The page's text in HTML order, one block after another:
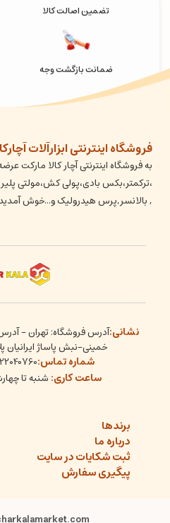
تضمین اصالت کالا
ضمانت بازگشت وجه
فروشگاه اینترنتی ابزارآلات
به فروشگاه اینترنتی آچار کالا مارکت
،ترکمتر،بکس بادی،پولی کش،مولتی
, بالانسر,پرس هیدرولیک و...خوش
نشانی:آدرس فروشگاه: تهران -
خمینی-نبش پاساژ ایرانیان پلاک 58 :
شماره تماس:
ساعت کاری: شنبه تا
برندها
درباره ما
ثبت شکایات در سایت
پیگیری سفارش